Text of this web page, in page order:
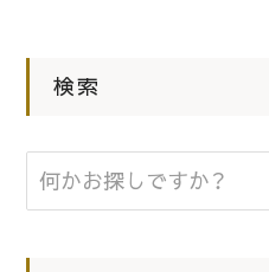
検索